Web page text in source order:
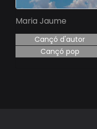
Maria Jaume
Cançó d'autor
Cançó pop